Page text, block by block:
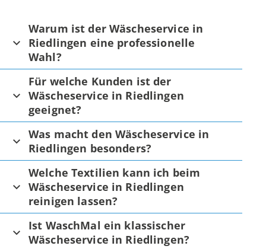
Warum ist der Wäscheservice in
Riedlingen eine professionelle
Wahl?
Für welche Kunden ist der
Wäscheservice in Riedlingen
geeignet?
Was macht den Wäscheservice in
Riedlingen besonders?
Welche Textilien kann ich beim
Wäscheservice in Riedlingen
reinigen lassen?
Ist WaschMal ein klassischer
Wäscheservice in Riedlingen?